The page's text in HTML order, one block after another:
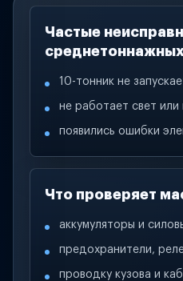
Частые
10-тонник не
не работает свет или
появились ошибки
Что проверяет
аккумуляторы и
предохранители,
проводку кузова и